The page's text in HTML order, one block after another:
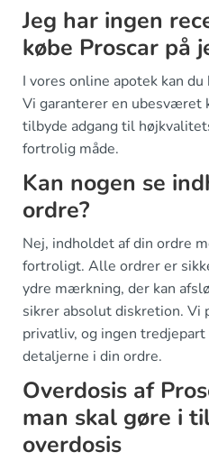
Jeg har ingen
købe Proscar på
I vores online apotek kan
Vi garanterer en ubesværet
tilbyde adgang til
fortrolig måde.
Kan nogen se
ordre?
Nej, indholdet af din ordre
fortroligt. Alle ordrer er
ydre mærkning, der kan
sikrer absolut diskretion. Vi
privatliv, og ingen
detaljerne i din ordre.
Overdosis af
man skal gøre i
overdosis